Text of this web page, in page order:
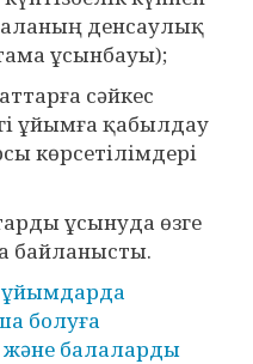
денсаулық
ұсынбауы);
сәйкес
ұйымға қабылдау
көрсетілімдері
ұсынуда өзге
байланысты.
ұйымдарда
болуға
балаларды